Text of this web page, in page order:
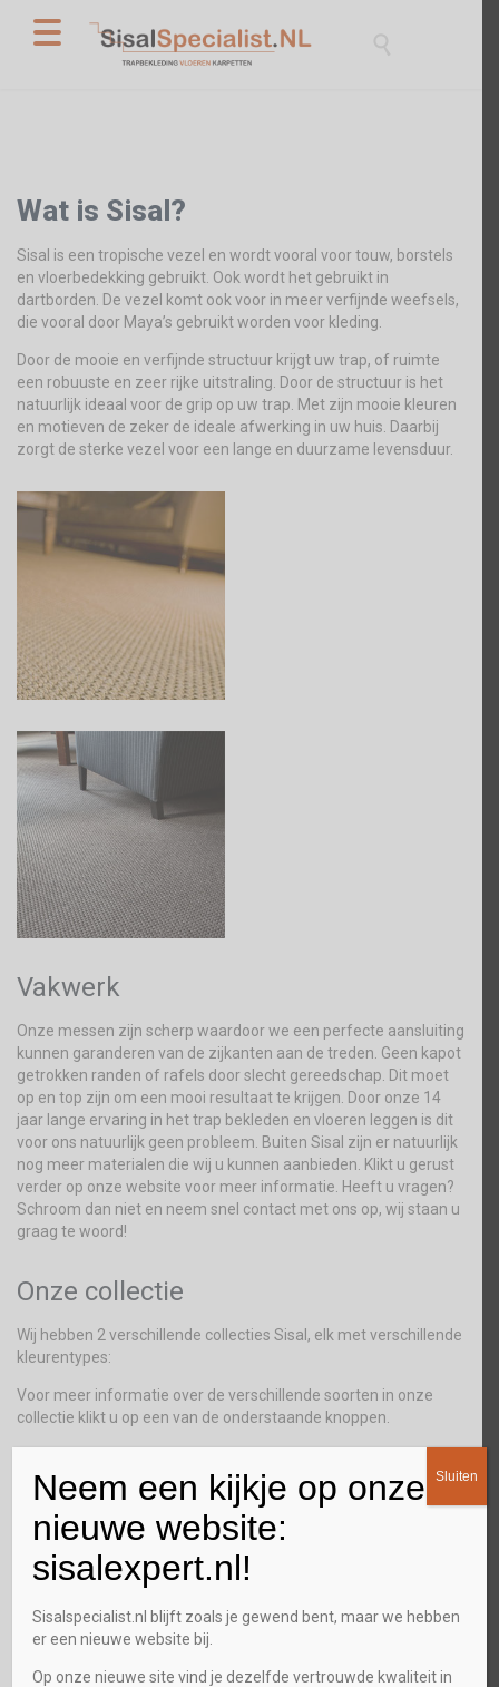
Wat is Sisal?
Sisal is een tropische vezel en wordt vooral voor touw, borstels
en vloerbedekking gebruikt. Ook wordt het gebruikt in
dartborden. De vezel komt ook voor in meer verfijnde weefsels,
die vooral door Maya’s gebruikt worden voor kleding.
Door de mooie en verfijnde structuur krijgt uw trap, of ruimte
een robuuste en zeer rijke uitstraling. Door de structuur is het
natuurlijk ideaal voor de grip op uw trap. Met zijn mooie kleuren
en motieven de zeker de ideale afwerking in uw huis. Daarbij
zorgt de sterke vezel voor een lange en duurzame levensduur.
Vakwerk
Onze messen zijn scherp waardoor we een perfecte aansluiting
kunnen garanderen van de zijkanten aan de treden. Geen kapot
getrokken randen of rafels door slecht gereedschap. Dit moet
op en top zijn om een mooi resultaat te krijgen. Door onze 14
jaar lange ervaring in het trap bekleden en vloeren leggen is dit
voor ons natuurlijk geen probleem. Buiten Sisal zijn er natuurlijk
nog meer materialen die wij u kunnen aanbieden. Klikt u gerust
verder op onze website voor meer informatie. Heeft u vragen?
Schroom dan niet en neem snel contact met ons op, wij staan u
graag te woord!
Onze collectie
Wij hebben 2 verschillende collecties Sisal, elk met verschillende
kleurentypes:
Voor meer informatie over de verschillende soorten in onze
collectie klikt u op een van de onderstaande knoppen.
SISAL FIJN SISAL GROF
Neem een kijkje op onze
nieuwe website:
sisalexpert.nl!
Sisalspecialist.nl blijft zoals je gewend bent, maar we hebben
er een nieuwe website bij.
Op onze nieuwe site vind je dezelfde vertrouwde kwaliteit in
Sluiten